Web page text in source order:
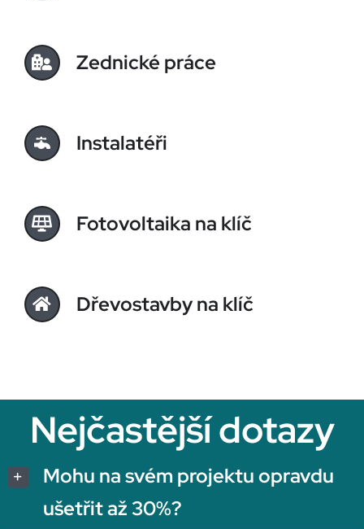
Zednické práce
Instalatéři
Fotovoltaika na klíč
Dřevostavby na klíč
Nejčastější dotazy
Mohu na svém projektu opravdu
ušetřit až 30%?